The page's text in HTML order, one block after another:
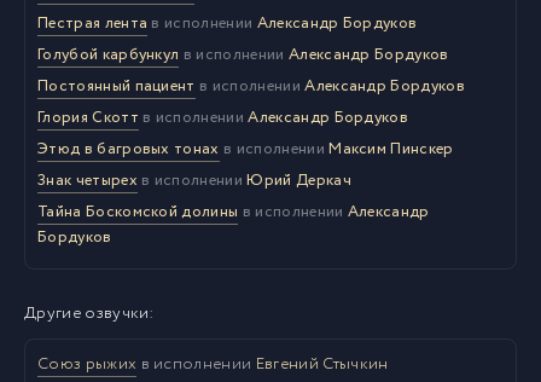
Пестрая лента в исполнении Александр Бордуков
Голубой карбункул в исполнении Александр Бордуков
Постоянный пациент в исполненииАлександр Бордуков
Глория Скотт в исполненииАлександр Бордуков
Этюд в багровых тонах в исполненииМаксим Пинскер
Знак четырех в исполненииЮрий Деркач
Тайна Боскомской долины в исполнении Александр
Бордуков
Другие озвучки:
Союз рыжих в исполнении Евгений Стычкин